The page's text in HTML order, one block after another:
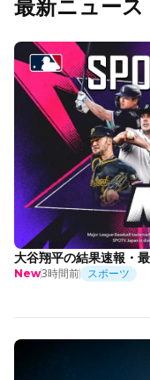
大谷翔平の結果速報・
New3時間前 スポーツ